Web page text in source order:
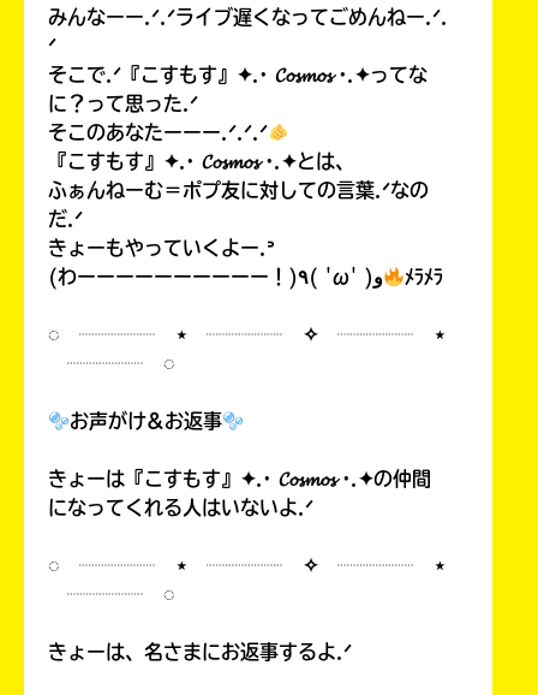
みんなーー.ᐟ.ᐟライブ遅くなってごめんねー.ᐟ.
ᐟ
そこで.ᐟ『こすもす』✦.· 𝓒𝓸𝓼𝓶𝓸𝓼 ·.✦ってな
に？って思った.ᐟ
そこのあなたーーー.ᐟ.ᐟ.ᐟ
『こすもす』✦.· 𝓒𝓸𝓼𝓶𝓸𝓼 ·.✦とは、
ふぁんねーむ＝ポプ友に対しての言葉.ᐟなの
だ.ᐟ
きょーもやっていくよー.ᐣ
(わーーーーーーーーーー！)٩( 'ω' )و
ﾒﾗﾒﾗ
◌ ┈┈┈┈ ⋆ ┈┈┈┈ ✧ ┈┈┈┈ ⋆
┈┈┈┈ ◌
お声がけ&お返事
きょーは『こすもす』✦.· 𝓒𝓸𝓼𝓶𝓸𝓼 ·.✦の仲間
になってくれる人はいないよ.ᐟ
◌ ┈┈┈┈ ⋆ ┈┈┈┈ ✧ ┈┈┈┈ ⋆
┈┈┈┈ ◌
きょーは、名さまにお返事するよ.ᐟ